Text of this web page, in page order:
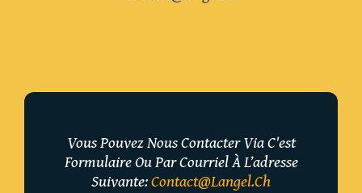
Vous Pouvez Nous Contacter Via C'est
Formulaire Ou Par Courriel À L’adresse
Suivante:Contact@langel.ch